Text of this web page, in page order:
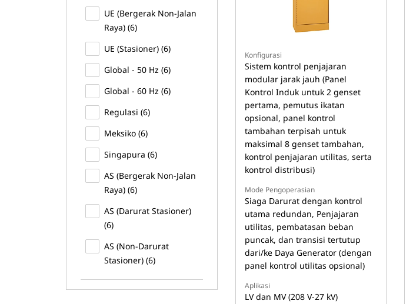
UE (Bergerak Non-Jalan
Raya) (6)
UE (Stasioner) (6)
Global - 50 Hz (6)
Global - 60 Hz (6)
Regulasi (6)
Meksiko (6)
Singapura (6)
AS (Bergerak Non-Jalan
Raya) (6)
AS (Darurat Stasioner)
(6)
AS (Non-Darurat
Stasioner) (6)
Konfigurasi
Sistem kontrol penjajaran
modular jarak jauh (Panel
Kontrol Induk untuk 2 genset
pertama, pemutus ikatan
opsional, panel kontrol
tambahan terpisah untuk
maksimal 8 genset tambahan,
kontrol penjajaran utilitas, serta
kontrol distribusi)
Mode Pengoperasian
Siaga Darurat dengan kontrol
utama redundan, Penjajaran
utilitas, pembatasan beban
puncak, dan transisi tertutup
dari/ke Daya Generator (dengan
panel kontrol utilitas opsional)
Aplikasi
LV dan MV (208 V-27 kV)